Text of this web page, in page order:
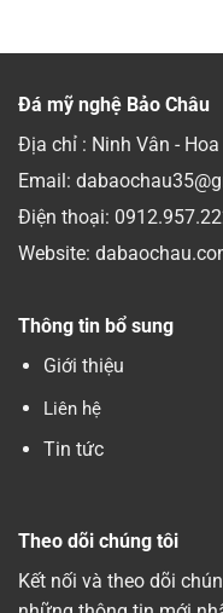
Đá mỹ nghệ Bảo Châu
Địa chỉ : Ninh Vân -
Email:
Điện thoại:
Website:
Thông tin bổ sung
Giới thiệu
Liên hệ
Tin tức
Theo dõi chúng tôi
Kết nối và theo dõi